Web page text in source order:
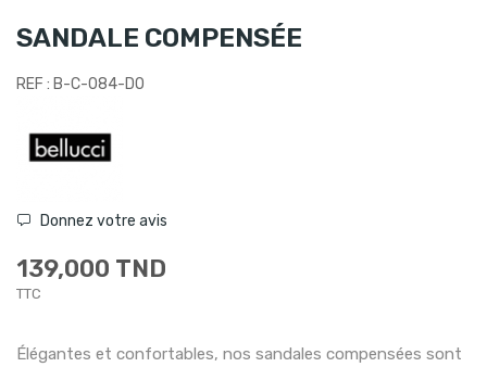
SANDALE COMPENSÉE
REF : B-C-084-DO
Donnez votre avis
139,000 TND
TTC
Élégantes et confortables, nos sandales compensées sont